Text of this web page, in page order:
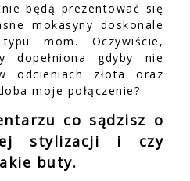
będą prezentować się
mokasyny doskonale
mom. Oczywiście,
dopełniona gdyby nie
odcieniach złota oraz
moje połączenie?
co sądzisz o
stylizacji i czy
buty.